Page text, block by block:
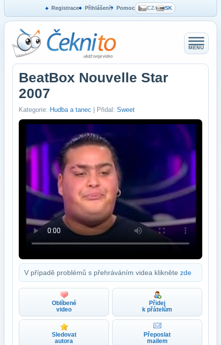
Registrace Přihlášení Pomoc CZ/ SK
MENU
BeatBox Nouvelle Star
2007
Kategorie: Hudba a tanec | Přidal: Sweet
V případě problémů s přehráváním videa klikněte zde
Oblíbené
video
Přidej
k přátelům
Sledovat
autora
Přeposlat
mailem